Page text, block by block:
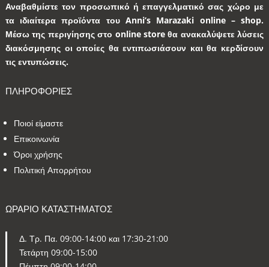
Αναβαθμίστε τον προσωπικό ή επαγγελματικό σας χώρο με
τα ιδιαίτερα προϊόντα του Anni’s Marazaki online – shop.
Μέσω της περιγίησης στο online store θα ανακαλύψετε λύσεις
διακόσμησης οι οποίες θα εντιπωσιάσουν και θα κερδίσουν
τις εντυπώσεις.
ΠΛΗΡΟΦΟΡΙΕΣ
Ποιοί είμαστε
Επικοινωνία
Όροι χρήσης
Πολιτική Απορρήτου
ΩΡΑΡΙΟ ΚΑΤΑΣΤΗΜΑΤΟΣ
Δ. Τρ. Πα. 09:00-14:00 και 17:30-21:00
Τετάρτη 09:00-15:00